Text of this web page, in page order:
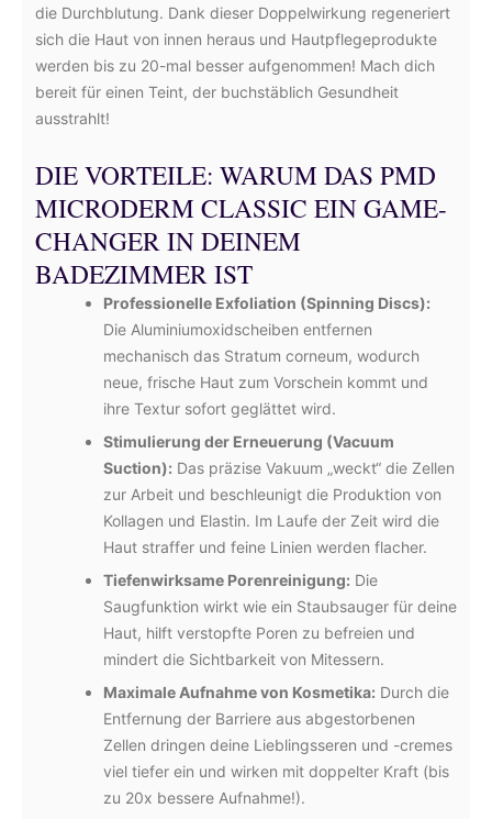
die Durchblutung. Dank dieser Doppelwirkung regeneriert
sich die Haut von innen heraus und Hautpflegeprodukte
werden bis zu 20-mal besser aufgenommen! Mach dich
bereit für einen Teint, der buchstäblich Gesundheit
ausstrahlt!
DIE VORTEILE: WARUM DAS PMD
MICRODERM CLASSIC EIN GAME-
CHANGER IN DEINEM
BADEZIMMER IST
Professionelle Exfoliation (Spinning Discs):
Die Aluminiumoxidscheiben entfernen
mechanisch das Stratum corneum, wodurch
neue, frische Haut zum Vorschein kommt und
ihre Textur sofort geglättet wird.
Stimulierung der Erneuerung (Vacuum
Suction): Das präzise Vakuum „weckt“ die Zellen
zur Arbeit und beschleunigt die Produktion von
Kollagen und Elastin. Im Laufe der Zeit wird die
Haut straffer und feine Linien werden flacher.
Tiefenwirksame Porenreinigung: Die
Saugfunktion wirkt wie ein Staubsauger für deine
Haut, hilft verstopfte Poren zu befreien und
mindert die Sichtbarkeit von Mitessern.
Maximale Aufnahme von Kosmetika: Durch die
Entfernung der Barriere aus abgestorbenen
Zellen dringen deine Lieblingsseren und -cremes
viel tiefer ein und wirken mit doppelter Kraft (bis
zu 20x bessere Aufnahme!).